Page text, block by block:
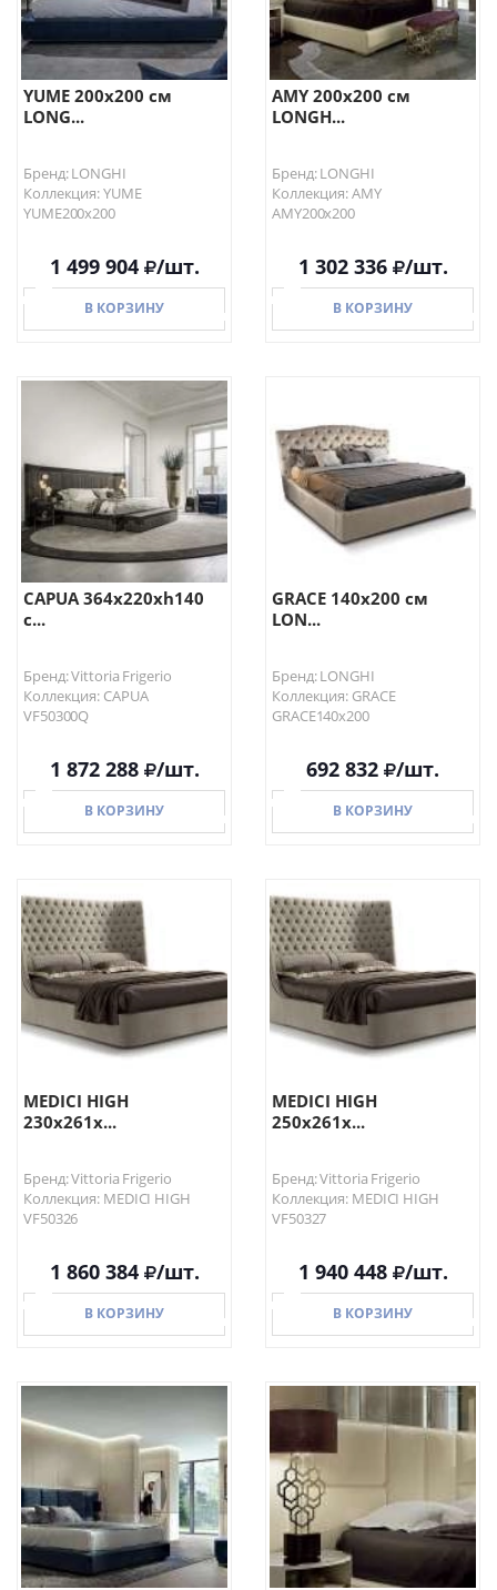
YUME 200х200 см
LONG...
Бренд: LONGHI
Коллекция: YUME
YUME200х200
1 499 904 /шт.
В КОРЗИНУ
В КОРЗИНУ
AMY 200х200 см
LONGH...
Бренд: LONGHI
Коллекция: AMY
AMY200х200
1 302 336 /шт.
В КОРЗИНУ
В КОРЗИНУ
CAPUA 364x220xh140
с...
Бренд: Vittoria Frigerio
Коллекция: CAPUA
VF50300Q
1 872 288 /шт.
В КОРЗИНУ
В КОРЗИНУ
GRACE 140х200 см
LON...
Бренд: LONGHI
Коллекция: GRACE
GRACE140х200
692 832 /шт.
В КОРЗИНУ
В КОРЗИНУ
MEDICI HIGH
230x261x...
Бренд: Vittoria Frigerio
Коллекция: MEDICI HIGH
VF50326
1 860 384 /шт.
В КОРЗИНУ
В КОРЗИНУ
MEDICI HIGH
250x261x...
Бренд: Vittoria Frigerio
Коллекция: MEDICI HIGH
VF50327
1 940 448 /шт.
В КОРЗИНУ
В КОРЗИНУ